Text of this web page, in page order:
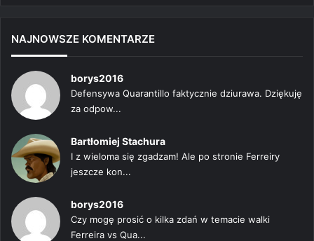
NAJNOWSZE KOMENTARZE
borys2016
Defensywa Quarantillo faktycznie dziurawa. Dziękuję
za odpow...
Bartłomiej Stachura
I z wieloma się zgadzam! Ale po stronie Ferreiry
jeszcze kon...
borys2016
Czy mogę prosić o kilka zdań w temacie walki
Ferreira vs Qua...